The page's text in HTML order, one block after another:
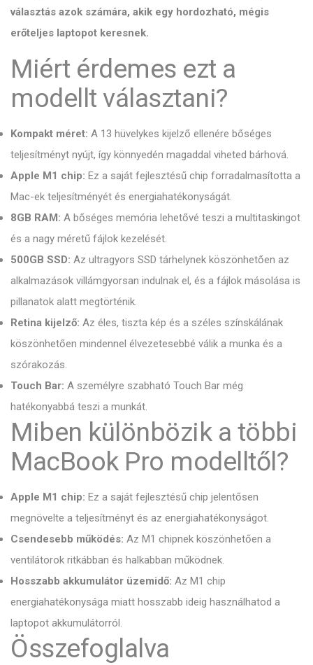
választás azok számára, akik egy hordozható, mégis
erőteljes laptopot keresnek.
Miért érdemes ezt a
modellt választani?
Kompakt méret: A 13 hüvelykes kijelző ellenére bőséges
teljesítményt nyújt, így könnyedén magaddal viheted bárhová.
Apple M1 chip: Ez a saját fejlesztésű chip forradalmasította a
Mac-ek teljesítményét és energiahatékonyságát.
8GB RAM: A bőséges memória lehetővé teszi a multitaskingot
és a nagy méretű fájlok kezelését.
500GB SSD: Az ultragyors SSD tárhelynek köszönhetően az
alkalmazások villámgyorsan indulnak el, és a fájlok másolása is
pillanatok alatt megtörténik.
Retina kijelző: Az éles, tiszta kép és a széles színskálának
köszönhetően mindennel élvezetesebbé válik a munka és a
szórakozás.
Touch Bar: A személyre szabható Touch Bar még
hatékonyabbá teszi a munkát.
Miben különbözik a többi
MacBook Pro modelltől?
Apple M1 chip: Ez a saját fejlesztésű chip jelentősen
megnövelte a teljesítményt és az energiahatékonyságot.
Csendesebb működés: Az M1 chipnek köszönhetően a
ventilátorok ritkábban és halkabban működnek.
Hosszabb akkumulátor üzemidő: Az M1 chip
energiahatékonysága miatt hosszabb ideig használhatod a
laptopot akkumulátorról.
Összefoglalva